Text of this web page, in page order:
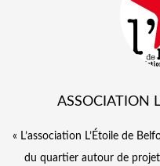
ASSOCIATION
« L’association L’Étoile de
du quartier autour de